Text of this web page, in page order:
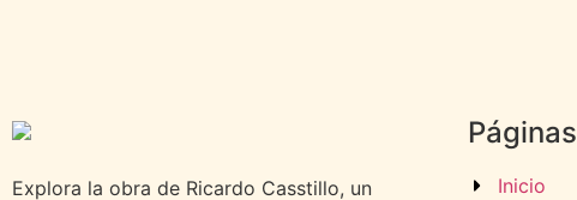
Explora la obra de Ricardo Casstillo, un
Páginas
Inicio